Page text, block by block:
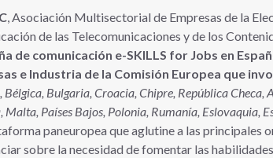
, Asociación Multisectorial de Empresas de la
de las Telecomunicaciones y de los
de comunicación e-SKILLS for Jobs en
e Industria de la Comisión Europea que
Bélgica, Bulgaria, Croacia, Chipre, República
Malta, Países Bajos, Polonia, Rumanía, Eslovaquia,
paneuropea que aglutine a las principales
sobre la necesidad de fomentar las